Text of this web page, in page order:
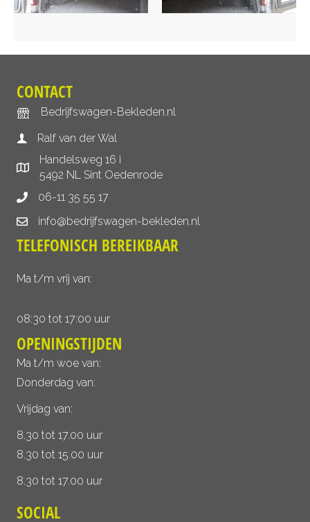
CONTACT
Bedrijfswagen-Bekleden.nl
Ralf van der Wal
Handelsweg 16 i
5492 NL Sint Oedenrode
06-11 35 55 17
info@bedrijfswagen-bekleden.nl
TELEFONISCH BEREIKBAAR
Ma t/m vrij van:
08:30 tot 17:00 uur
OPENINGSTIJDEN
Ma t/m woe van:
Donderdag van:
Vrijdag van:
8.30 tot 17.00 uur
8.30 tot 15.00 uur
8.30 tot 17.00 uur
SOCIAL